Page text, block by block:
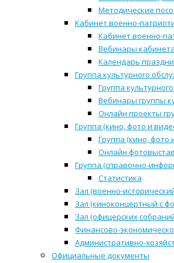
Методические
Кабинет военно-
Кабинет военно-
Вебинары
Календарь
Группа культурного
Группа
Вебинары группы
Онлайн проекты
Группа (кино, фото и
Группа (кино, фото
Онлайн
Группа (справочно-
Статистика
Зал (военно-
Зал (киноконцертный с
Зал (офицерских
Финансово-
Административно-
Официальные документы